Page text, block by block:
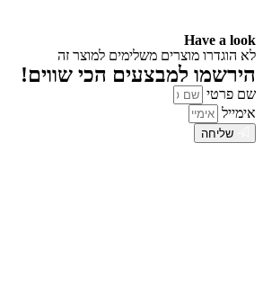
Have a look
לא הוגדרו מוצרים משלימים למוצר זה
הירשמו למבצעים הכי שווים!
שם פרטי
אימייל
שליחה